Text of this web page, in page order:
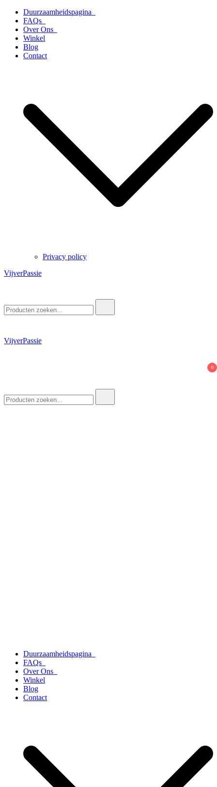
naar
inhoud
Duurzaamheidspagina
FAQs
Over Ons
Winkel
Blog
Contact
Privacy policy
VijverPassie
naar:
VijverPassie
0
naar:
Duurzaamheidspagina
FAQs
Over Ons
Winkel
Blog
Contact